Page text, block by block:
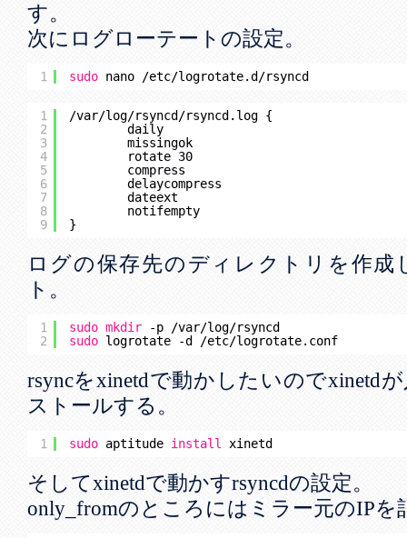
す。
次にログローテートの設定。
1 sudo nano /etc/logrotate.d /rsyncd
1
2
3
4
5
6
7
8
9
/var/log/rsyncd/rsyncd .log {
daily
missingok
rotate 30
compress
delaycompress
dateext
notifempty
}
ログの保存先のディレクトリを作成
ト。
1
2
sudo mkdir -p
/var/log/rsyncd
sudo logrotate -d /etc/logrotate.conf
rsyncをxinetdで動かしたいのでxinetd
ストールする。
1 sudo aptitude install xinetd
そしてxinetdで動かすrsyncdの設定。
only_fromのところにはミラー元のIPを